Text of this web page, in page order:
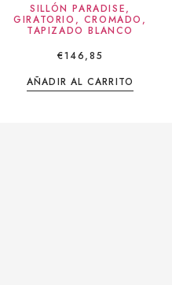
SILLÓN PARADISE,
GIRATORIO, CROMADO,
TAPIZADO BLANCO
€146,85
AÑADIR AL CARRITO